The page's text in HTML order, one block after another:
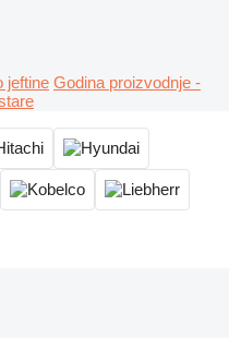
jeftine Godina proizvodnje -